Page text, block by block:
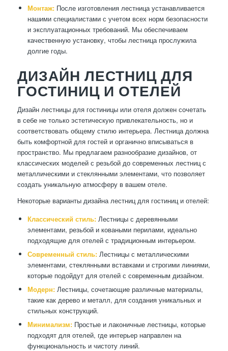
Монтаж:После изготовления лестница устанавливается
нашими специалистами с учетом всех норм безопасности
и эксплуатационных требований. Мы обеспечиваем
качественную установку, чтобы лестница прослужила
долгие годы.
ДИЗАЙН ЛЕСТНИЦ ДЛЯ
ГОСТИНИЦ И ОТЕЛЕЙ
Дизайн лестницы для гостиницы или отеля должен сочетать
в себе не только эстетическую привлекательность, но и
соответствовать общему стилю интерьера. Лестница должна
быть комфортной для гостей и органично вписываться в
пространство. Мы предлагаем разнообразие дизайнов, от
классических моделей с резьбой до современных лестниц с
металлическими и стеклянными элементами, что позволяет
создать уникальную атмосферу в вашем отеле.
Некоторые варианты дизайна лестниц для гостиниц и отелей:
Классический стиль:Лестницы с деревянными
элементами, резьбой и коваными перилами, идеально
подходящие для отелей с традиционным интерьером.
Современный стиль:Лестницы с металлическими
элементами, стеклянными вставками и строгими линиями,
которые подойдут для отелей с современным дизайном.
Модерн:Лестницы, сочетающие различные материалы,
такие как дерево и металл, для создания уникальных и
стильных конструкций.
Минимализм:Простые и лаконичные лестницы, которые
подходят для отелей, где интерьер направлен на
функциональность и чистоту линий.